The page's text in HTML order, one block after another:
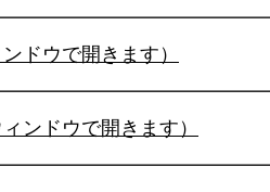
ドウで開きます）
ンドウで開きます）